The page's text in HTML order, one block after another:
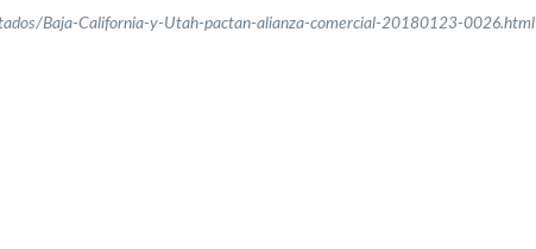
Baja-California-y-Utah-pactan-alianza-comercial-20180123-0026.html